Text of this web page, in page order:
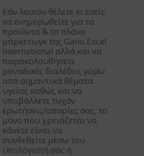
Εάν λοιπόν θέλετε κι εσείς
να ενημερωθείτε για τα
προϊόντα & το πλάνο
μάρκετινγκ της Gano Excel
International αλλά και να
παρακολουθήσετε
μοναδικές διαλέξεις γύρω
από σημαντικά θέματα
υγείας καθώς και να
υποβάλλετε τυχόν
ερωτήσεις/απορίες σας, το
μόνο που χρειάζεται να
κάνετε είναι να
συνδεθείτε μέσω του
υπολογιστή σας ή